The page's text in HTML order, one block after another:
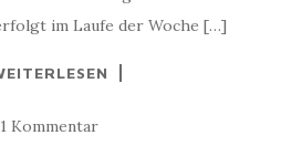
im Laufe der Woche […]
1 Kommentar